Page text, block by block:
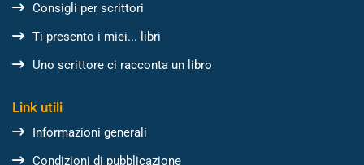
Consigli per scrittori
Ti presento i miei... libri
Uno scrittore ci racconta un libro
Link utili
Informazioni generali
Condizioni di pubblicazione